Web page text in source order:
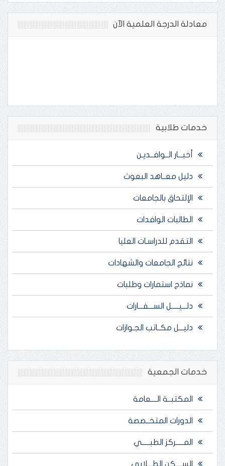
معادلة الدرجة العلمية الآن
خدمات طلابية
أخبـــار الــوافــديـن
دليل معــاهد البعوث
الإلتحاق بالجامعات
الطالبات الوافدات
التقدم للدراسـات العليا
نتائج الجامعات والشهادات
نماذج استمارات وطلبات
دلـــيـــــل الســـفـــارات
دليـــل مكــاتب الجـوازات
خدمات الجمعية
المكتبــة الــــعامة
الدورات المتخــصصة
المـــــركز الطبـــــي
الســــكن الطـــلابي